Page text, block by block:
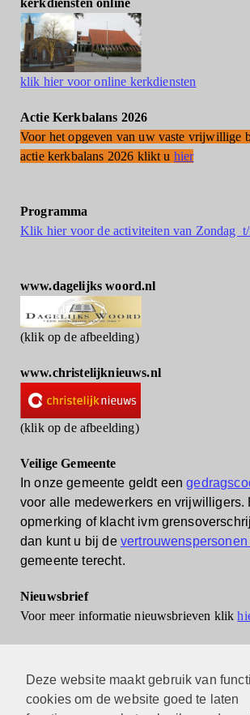
Deze website maakt gebruik van
cookies om de website goed te laten
kerkdiensten online
klik hier voor online kerkdiensten
Actie Kerkbalans 2026
Voor het opgeven van uw vaste vrijwillige
actie kerkbalans 2026 klikt u hier
Programma
Klik hier voor de activiteiten van Zondag t/
www.dagelijks woord.nl
(klik op de afbeelding)
www.christelijknieuws.nl
(klik op de afbeelding)
Veilige Gemeente
In onze gemeente geldt een
voor alle medewerkers en vrijwilligers.
opmerking of klacht ivm
dan kunt u bij de
gemeente terecht.
Nieuwsbrief
Voor meer informatie nieuwsbrieven klik